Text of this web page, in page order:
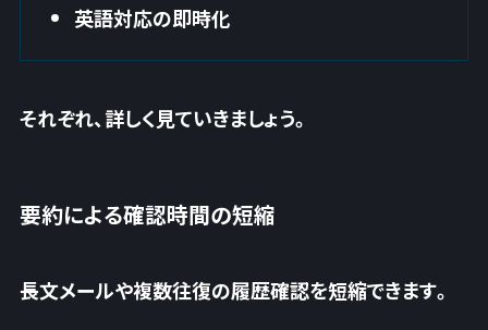
英語対応の即時化
それぞれ、詳しく見ていきましょう。
要約による確認時間の短縮
長文メールや複数往復の履歴確認を短縮できます。